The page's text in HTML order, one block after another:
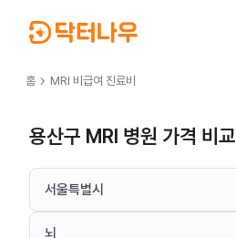
홈 chevron_right MRI 비급여 진료비
용산구 MRI 병원 가격 비
서울특별시
뇌